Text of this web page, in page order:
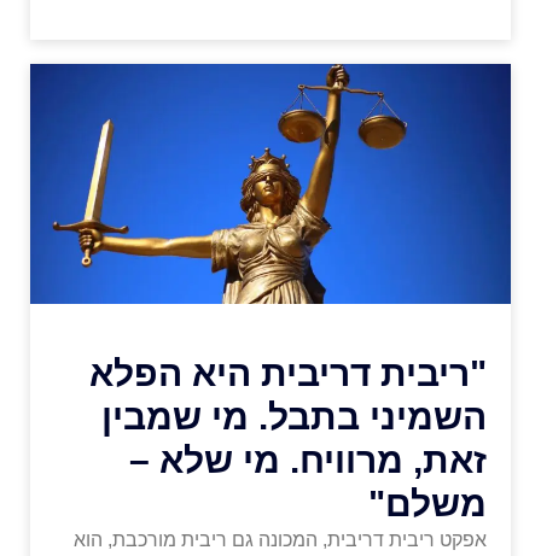
"ריבית דריבית היא הפלא
השמיני בתבל. מי שמבין
זאת, מרוויח. מי שלא –
משלם"
אפקט ריבית דריבית, המכונה גם ריבית מורכבת, הוא